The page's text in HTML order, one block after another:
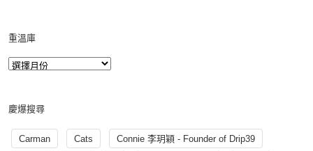
重溫庫
慶爆搜尋
Carman Cats Connie 李玥穎 - Founder of Drip39